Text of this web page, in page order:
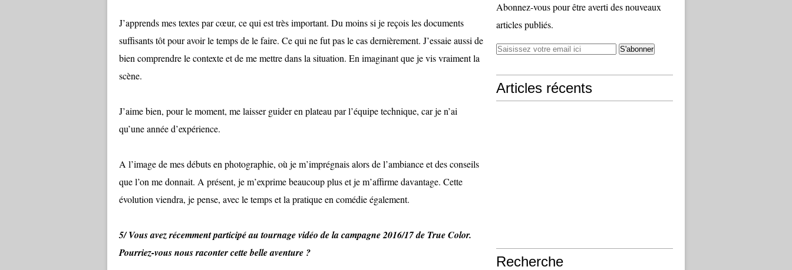
J’apprends mes textes par cœur, ce qui est très important. Du moins si je reçois les documents
suffisants tôt pour avoir le temps de le faire. Ce qui ne fut pas le cas dernièrement. J’essaie aussi de
bien comprendre le contexte et de me mettre dans la situation. En imaginant que je vis vraiment la
scène.
J’aime bien, pour le moment, me laisser guider en plateau par l’équipe technique, car je n’ai
qu’une année d’expérience.
A l’image de mes débuts en photographie, où je m’imprégnais alors de l’ambiance et des conseils
que l’on me donnait. A présent, je m’exprime beaucoup plus et je m’affirme davantage. Cette
évolution viendra, je pense, avec le temps et la pratique en comédie également.
5/ Vous avez récemment participé au tournage vidéo de la campagne 2016/17 de True Color.
Pourriez-vous nous raconter cette belle aventure ?
Abonnez-vous pour être averti des nouveaux
articles publiés.
Articles récents
Recherche